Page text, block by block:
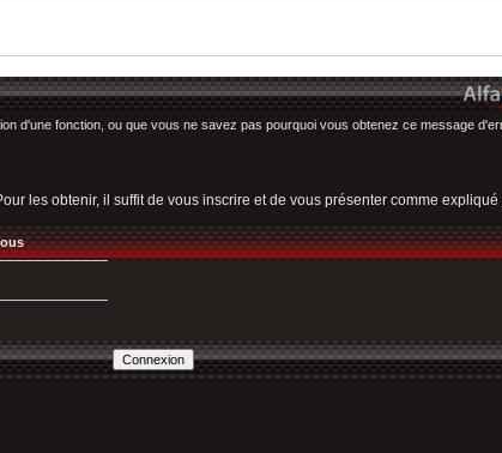
d'une fonction, ou que vous ne savez pas pourquoi vous obtenez ce message
les obtenir, il suffit de vous inscrire et de vous présenter comme expliqué